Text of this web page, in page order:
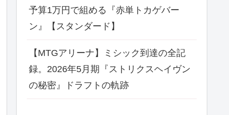
予算1万円で組める『赤単トカゲバー
ン』【スタンダード】
【MTGアリーナ】ミシック到達の全記
録。2026年5月期『ストリクスヘイヴン
の秘密』ドラフトの軌跡